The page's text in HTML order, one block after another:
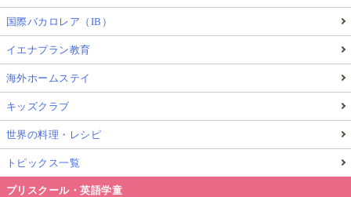
国際バカロレア（IB）
イエナプラン教育
海外ホームステイ
キッズクラブ
世界の料理・レシピ
トピックス一覧
プリスクール・英語学童